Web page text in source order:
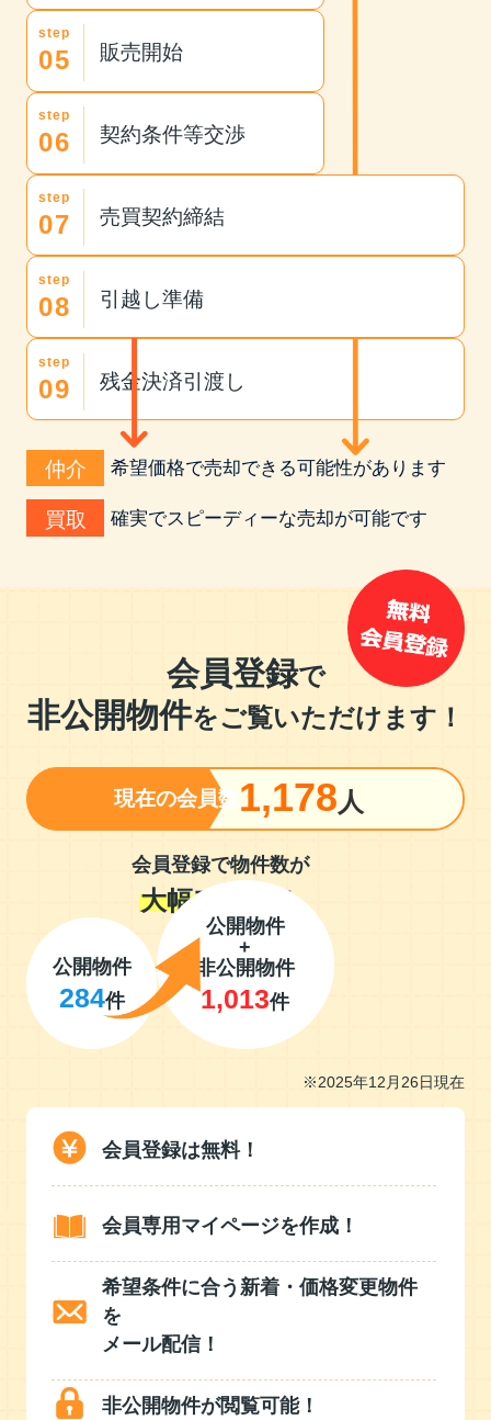
step
05 販売開始
step
06 契約条件等交渉
step
07 売買契約締結
step
08 引越し準備
step
09 残金決済引渡し
仲介 希望価格で売却できる可能性があります
買取 確実でスピーディーな売却が可能です
会員登録で
非公開物件をご覧いただけます！
現在の会員数 1,178人
会員登録で物件数が
大幅アップ！
公開物件
284件
公開物件
+
非公開物件
1,013件
※2025年12月26日現在
会員登録は無料！
会員専用マイページを作成！
希望条件に合う新着・価格変更物件
を
メール配信！
非公開物件が閲覧可能！